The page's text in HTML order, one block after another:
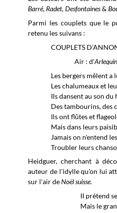
Barré, Radet, Desfontaines&
Parmi les couplets que le
retenu les suivans :
COUPLETS
Air : d'
Les bergers mêlent a
Les chalumeaux et
Ils dansent au son du
Des tambourins, des
Ils ont flûtes et
Mais dans leurs
Jamais on n'entend
Troubler leurs
Heidguer, cherchant à
auteur de l'idylle qu'on lui
sur l'air deNoël suisse.
II prétend
Mais le